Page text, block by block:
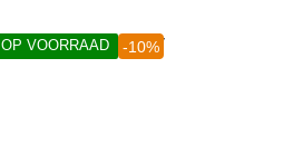
OP VOORRAAD -10%